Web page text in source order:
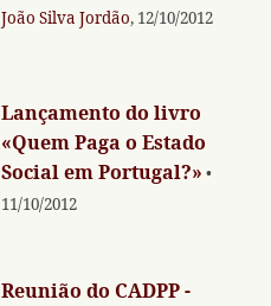
João Silva Jordão, 12/10/2012
Lançamento do livro
«Quem Paga o Estado
Social em Portugal?» •
11/10/2012
Reunião do CADPP -